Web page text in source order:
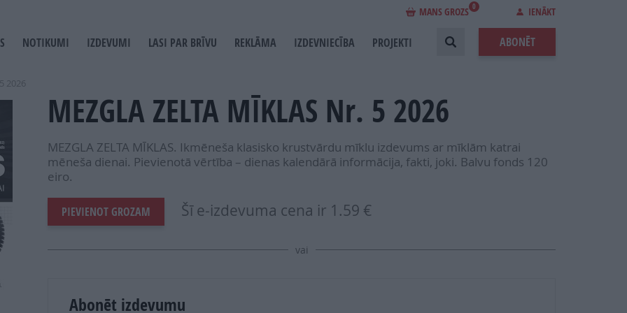
MANS GROZS 0 IENĀKT
NOTIKUMI IZDEVUMI LASI PAR BRĪVU REKLĀMA IZDEVNIECĪBA PROJEKTI ABONĒT
2026
MEZGLA ZELTA MĪKLAS Nr. 5 2026
MEZGLA ZELTA MĪKLAS. Ikmēneša klasisko krustvārdu mīklu izdevums ar mīklām katrai
mēneša dienai. Pievienotā vērtība – dienas kalendārā informācija, fakti, joki. Balvu fonds 120
eiro.
PIEVIENOT GROZAM Šī e-izdevuma cena ir 1.59 €
vai
Abonēt izdevumu